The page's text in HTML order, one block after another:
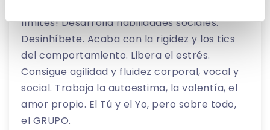
límites! Desarrolla habilidades sociales.
Desinhíbete. Acaba con la rigidez y los tics
del comportamiento. Libera el estrés.
Consigue agilidad y fluidez corporal, vocal y
social. Trabaja la autoestima, la valentía, el
amor propio. El Tú y el Yo, pero sobre todo,
el GRUPO.